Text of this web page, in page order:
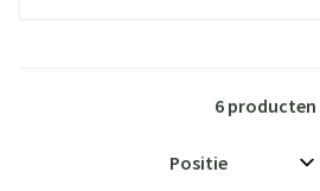
6 producten
Sorteer op: